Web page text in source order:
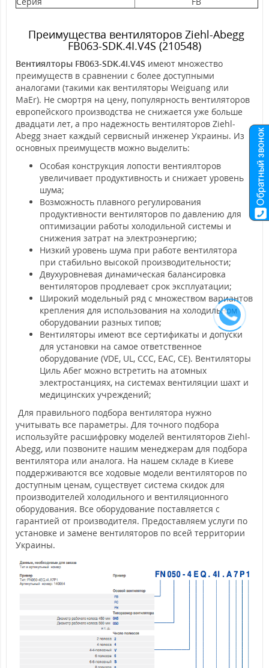
Преимущества вентиляторов Ziehl-Abegg
FB063-SDK.4I.V4S (210548)
Вентиялторы FB063-SDK.4I.V4S имеют множество
преимуществ в сравнении с более доступными
аналогами (такими как вентиляторы Weiguang или
MaEr). Не смортря на цену, популярность вентиляторов
европейского производства не снижается уже больше
двадцати лет, а про надежность вентиляторов Ziehl-
Abegg знает каждый сервисный инженер Украины. Из
основных преимуществ можно выделить:
Особая конструкция лопости вентиялторов
увеличивает продуктивность и снижает уровень
шума;
Возможность плавного регулирования
продуктивности вентиляторов по давлению для
оптимизации работы холодильной системы и
снижения затрат на электроэнергию;
Низкий уровень шума при работе вентилятора
при стабильно высокой производительности;
Двухуровневая динамическая балансировка
вентиляторов продлевает срок эксплуатации;
Широкий модельный ряд с множеством вариантов
крепления для использования на холодильном
оборудовании разных типов;
Вентиляторы имеют все сертификаты и допуски
для установки на самое ответственное
оборудование (VDE, UL, CCC, EAC, CE). Вентиляторы
Циль Абег можно встретить на атомных
электростанциях, на системах вентиляции шахт и
медицинских учреждений;
Для правильного подбора вентилятора нужно
учитывать все параметры. Для точного подбора
используйте расшифровку моделей вентиляторов Ziehl-
Abegg, или позвоните нашим менеджерам для подбора
вентилятора или аналога. На нашем складе в Киеве
поддерживаются все ходовые модели вентиляторов по
доступным ценам, существует система скидок для
производителей холодильного и вентиляционного
оборудования. Все оборудование поставляется с
гарантией от производителя. Предоставляем услуги по
установке и замене вентиляторов по всей территории
Украины.